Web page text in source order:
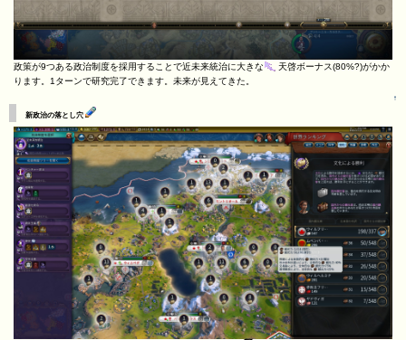
政策が9つある政治制度を採用することで近未来統治に大きな
天啓ボーナス(80%?)がかか
ります。1ターンで研究完了できます。未来が見えてきた。
↑
新政治の落とし穴